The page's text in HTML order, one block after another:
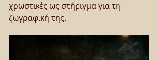
χρωστικές ως στήριγμα για τη
ζωγραφική της.